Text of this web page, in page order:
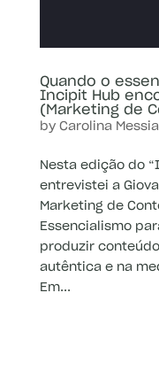
Quando o
Incipit Hub
(Marketing de
by Carolina
Nesta edição do
entrevistei a
Marketing de
Essencialismo
produzir
autêntica e na
Em...